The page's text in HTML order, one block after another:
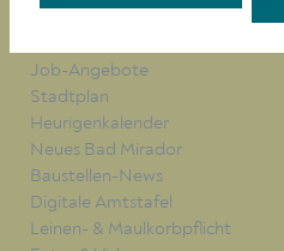
Job-Angebote
Stadtplan
Heurigenkalender
Neues Bad Mirador
Baustellen-News
Digitale Amtstafel
Leinen- & Maulkorbpflicht